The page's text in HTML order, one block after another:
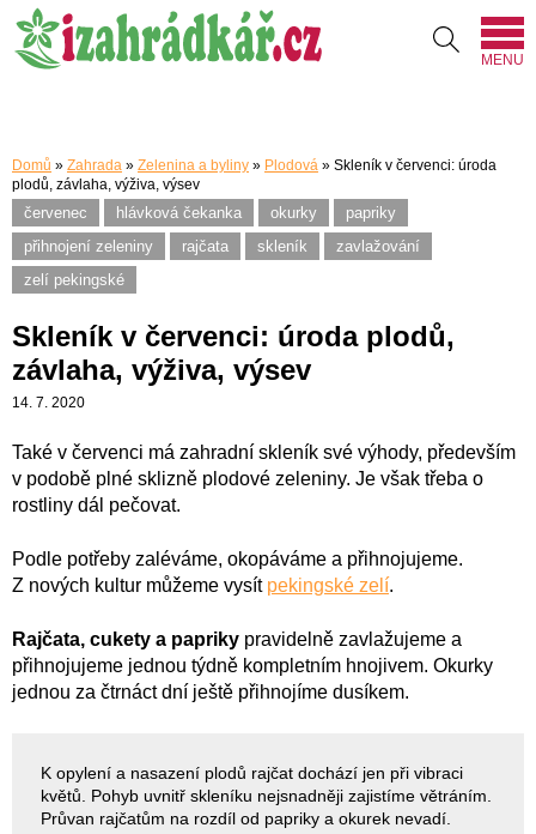
MENU
Domů » Zahrada » Zelenina a byliny » Plodová » Skleník v červenci: úroda
plodů, závlaha, výživa, výsev
červenec hlávková čekanka okurky
papriky
přihnojení zeleniny
rajčata skleník
zavlažování
zelí pekingské
Skleník v červenci: úroda plodů,
závlaha, výživa, výsev
14. 7. 2020
Také v červenci má zahradní skleník své výhody, především
v podobě plné sklizně plodové zeleniny. Je však třeba o
rostliny dál pečovat.
Podle potřeby zaléváme, okopáváme a přihnojujeme.
Z nových kultur můžeme vysít pekingské zelí.
Rajčata, cukety a papriky pravidelně zavlažujeme a
přihnojujeme jednou týdně kompletním hnojivem. Okurky
jednou za čtrnáct dní ještě přihnojíme dusíkem.
K opylení a nasazení plodů rajčat dochází jen při vibraci
květů. Pohyb uvnitř skleníku nejsnadněji zajistíme větráním.
Průvan rajčatům na rozdíl od papriky a okurek nevadí.